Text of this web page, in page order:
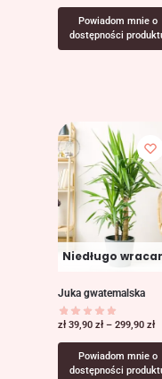
Powiadom mnie o
dostępności
Niedługo
Juka gwatemalska
zł 39,90 zł – 299,90 zł
Powiadom mnie o
dostępności